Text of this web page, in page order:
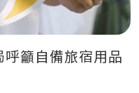
籲自備旅宿用品